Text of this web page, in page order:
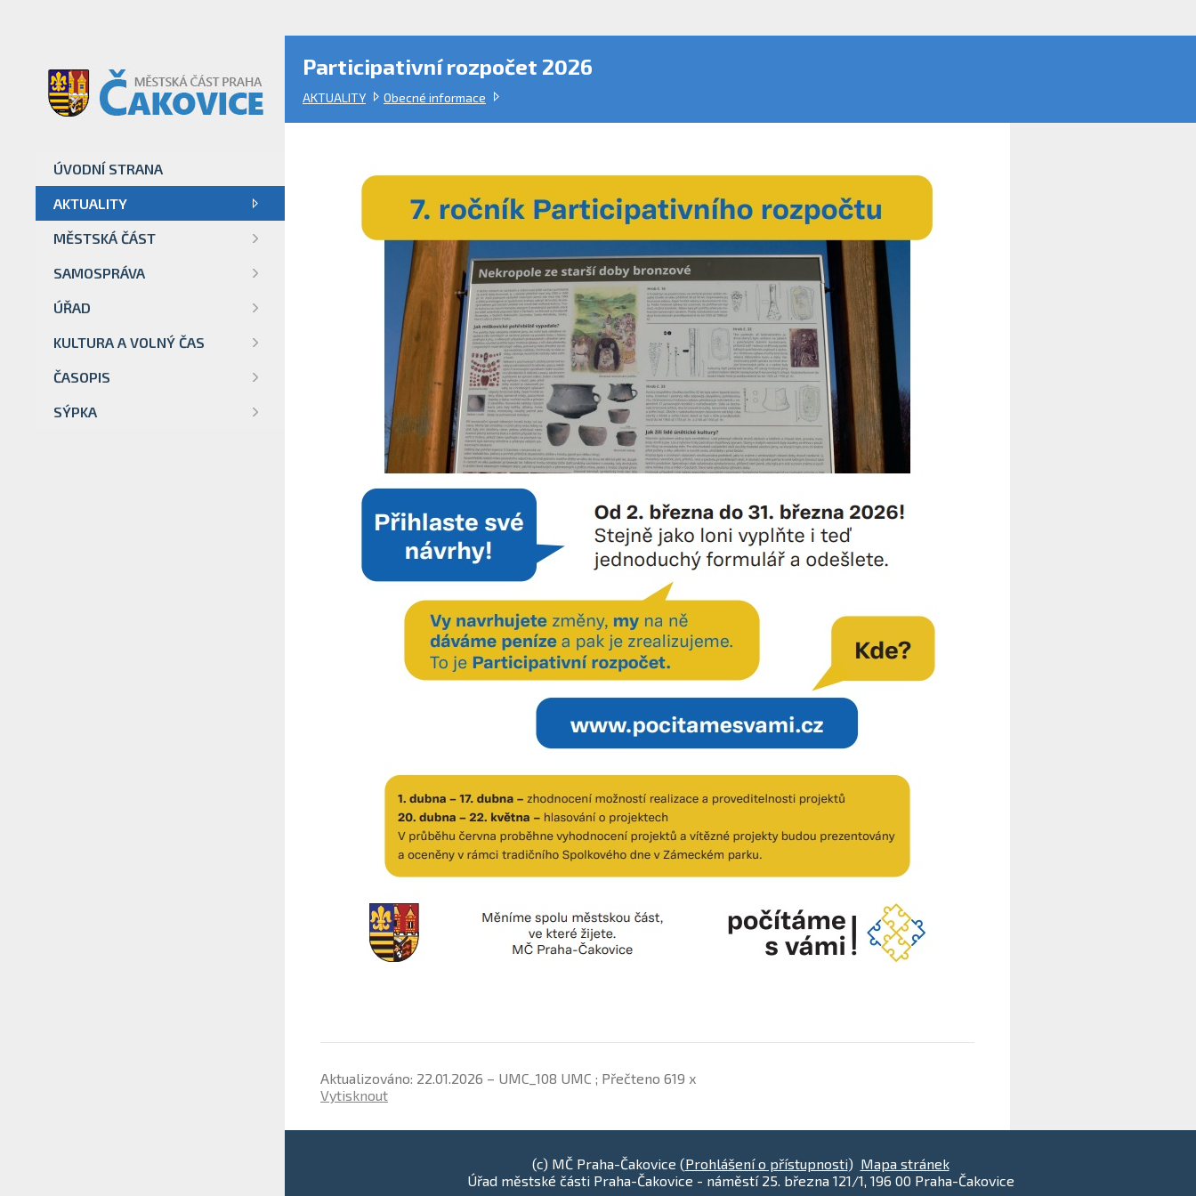
Participativní rozpočet 2026
AKTUALITY Obecné informace
ÚVODNÍ STRANA
AKTUALITY
MĚSTSKÁ ČÁST
SAMOSPRÁVA
ÚŘAD
KULTURA A VOLNÝ ČAS
ČASOPIS
SÝPKA
Aktualizováno: 22.01.2026 – UMC_108 UMC ; Přečteno 619 x
Vytisknout
(c) MČ Praha-Čakovice (Prohlášení o přístupnosti) Mapa stránek
Úřad městské části Praha-Čakovice - náměstí 25. března 121/1, 196 00 Praha-Čakovice